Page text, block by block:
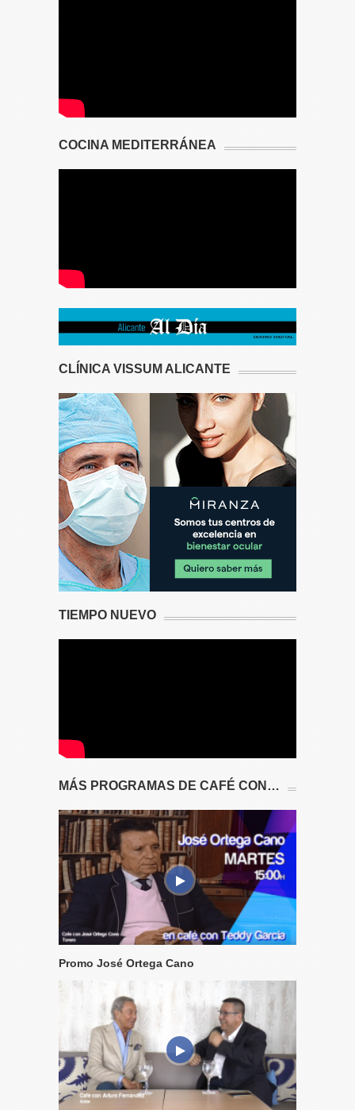
COCINA MEDITERRÁNEA
CLÍNICA VISSUM ALICANTE
TIEMPO NUEVO
MÁS PROGRAMAS DE CAFÉ CON…
Promo José Ortega Cano